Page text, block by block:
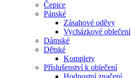
Čepice
Pánské
Zásahové oděvy
Vycházkové oblečení
Dámské
Dětské
Komplety
Příslušenství k oblečení
Hodnostní značení